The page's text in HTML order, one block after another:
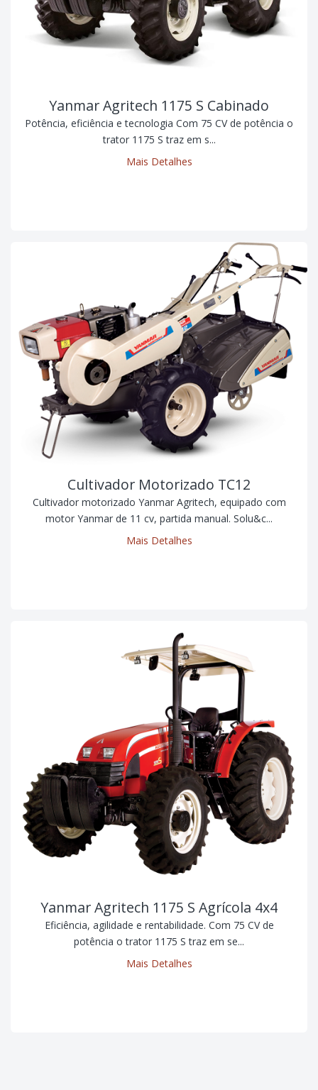
Yanmar Agritech 1175 S Cabinado
Potência, eficiência e tecnologia Com 75 CV de potência o
trator 1175 S traz em s...
Mais Detalhes
Cultivador Motorizado TC12
Cultivador motorizado Yanmar Agritech, equipado com
motor Yanmar de 11 cv, partida manual. Solu&c...
Mais Detalhes
Yanmar Agritech 1175 S Agrícola 4x4
Eficiência, agilidade e rentabilidade. Com 75 CV de
potência o trator 1175 S traz em se...
Mais Detalhes